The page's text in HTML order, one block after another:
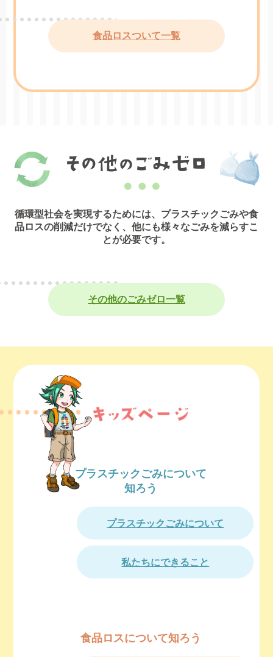
食品ロスついて一覧
循環型社会を実現するためには、プラスチックごみや食
品ロスの削減だけでなく、他にも様々なごみを減らすこ
とが必要です。
その他のごみゼロ一覧
プラスチックごみについて
知ろう
プラスチックごみについて
私たちにできること
食品ロスについて知ろう